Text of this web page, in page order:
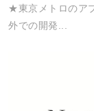
★東京メトロのア
外での開発...